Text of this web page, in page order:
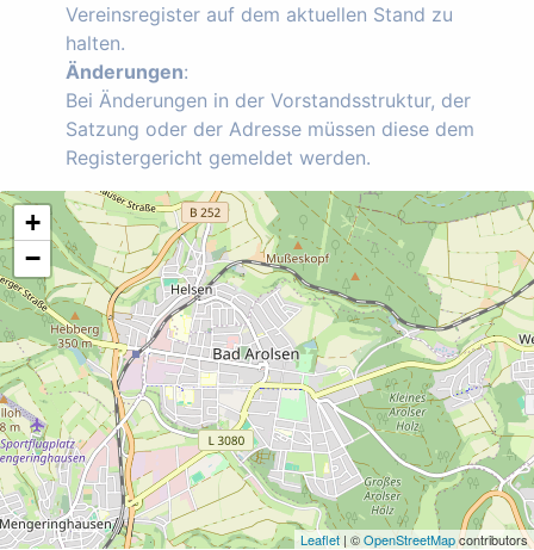
Vereinsregister auf dem aktuellen Stand zu
halten.
Änderungen:
Bei Änderungen in der Vorstandsstruktur, der
Satzung oder der Adresse müssen diese dem
Registergericht gemeldet werden.
+
−
Leaflet| ©OpenStreetMapcontributors